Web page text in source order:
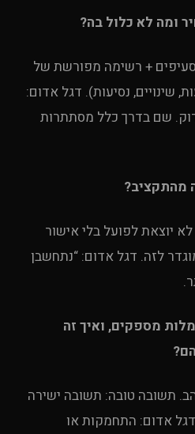
+ רשימה מפורשת של
שינויים, נסיעות). דגל אדום:
שם בדרך כלל מסתתרות
יוצאת לפועל בלי אישור
לזה. דגל אדום: “נתחשבן
מספקים, ואיך זה
תשובה טובה: תשובה ישירה
אדום: התחמקות או